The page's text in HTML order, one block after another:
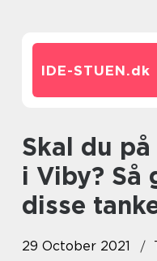
IDE-STUEN.dk
Skal du på autoværksted
i Viby? Så
disse
29 October 2021